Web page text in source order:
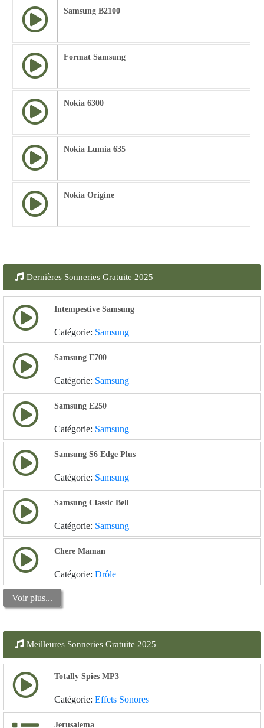
Samsung B2100
Format Samsung
Nokia 6300
Nokia Lumia 635
Nokia Origine
Dernières Sonneries Gratuite 2025
Intempestive Samsung
Catégorie: Samsung
Samsung E700
Catégorie: Samsung
Samsung E250
Catégorie: Samsung
Samsung S6 Edge Plus
Catégorie: Samsung
Samsung Classic Bell
Catégorie: Samsung
Chere Maman
Catégorie: Drôle
Voir plus...
Meilleures Sonneries Gratuite 2025
Totally Spies MP3
Catégorie: Effets Sonores
Jerusalema